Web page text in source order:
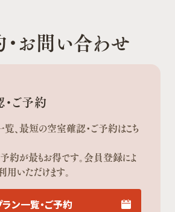
お問い合わせ
ご予約
覧、最短の空室確認・ご予約はこち
予約が最もお得です。会員登録によ
いただけます。
ラン一覧・ご予約